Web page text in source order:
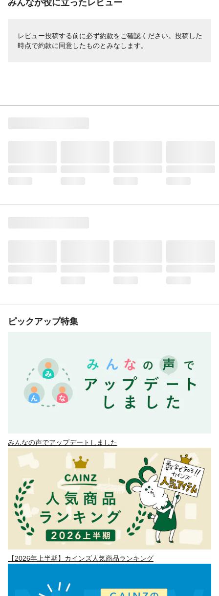
みんなが役に立ったレビュー
レビュー投稿する前に必ず約款をご確認ください。投稿した
時点で約款に同意したものとみなします。
ピックアップ特集
みんなの声でアップデートしました
【2026年上半期】カインズ人気商品ランキング